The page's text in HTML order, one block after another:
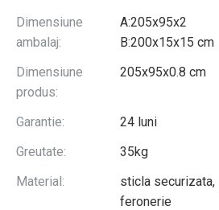
Dimensiune
ambalaj:
A:205x95x2
B:200x15x15 cm
Dimensiune
produs:
205x95x0.8 cm
Garantie:
24 luni
Greutate:
35kg
Material:
sticla securizata,
feronerie